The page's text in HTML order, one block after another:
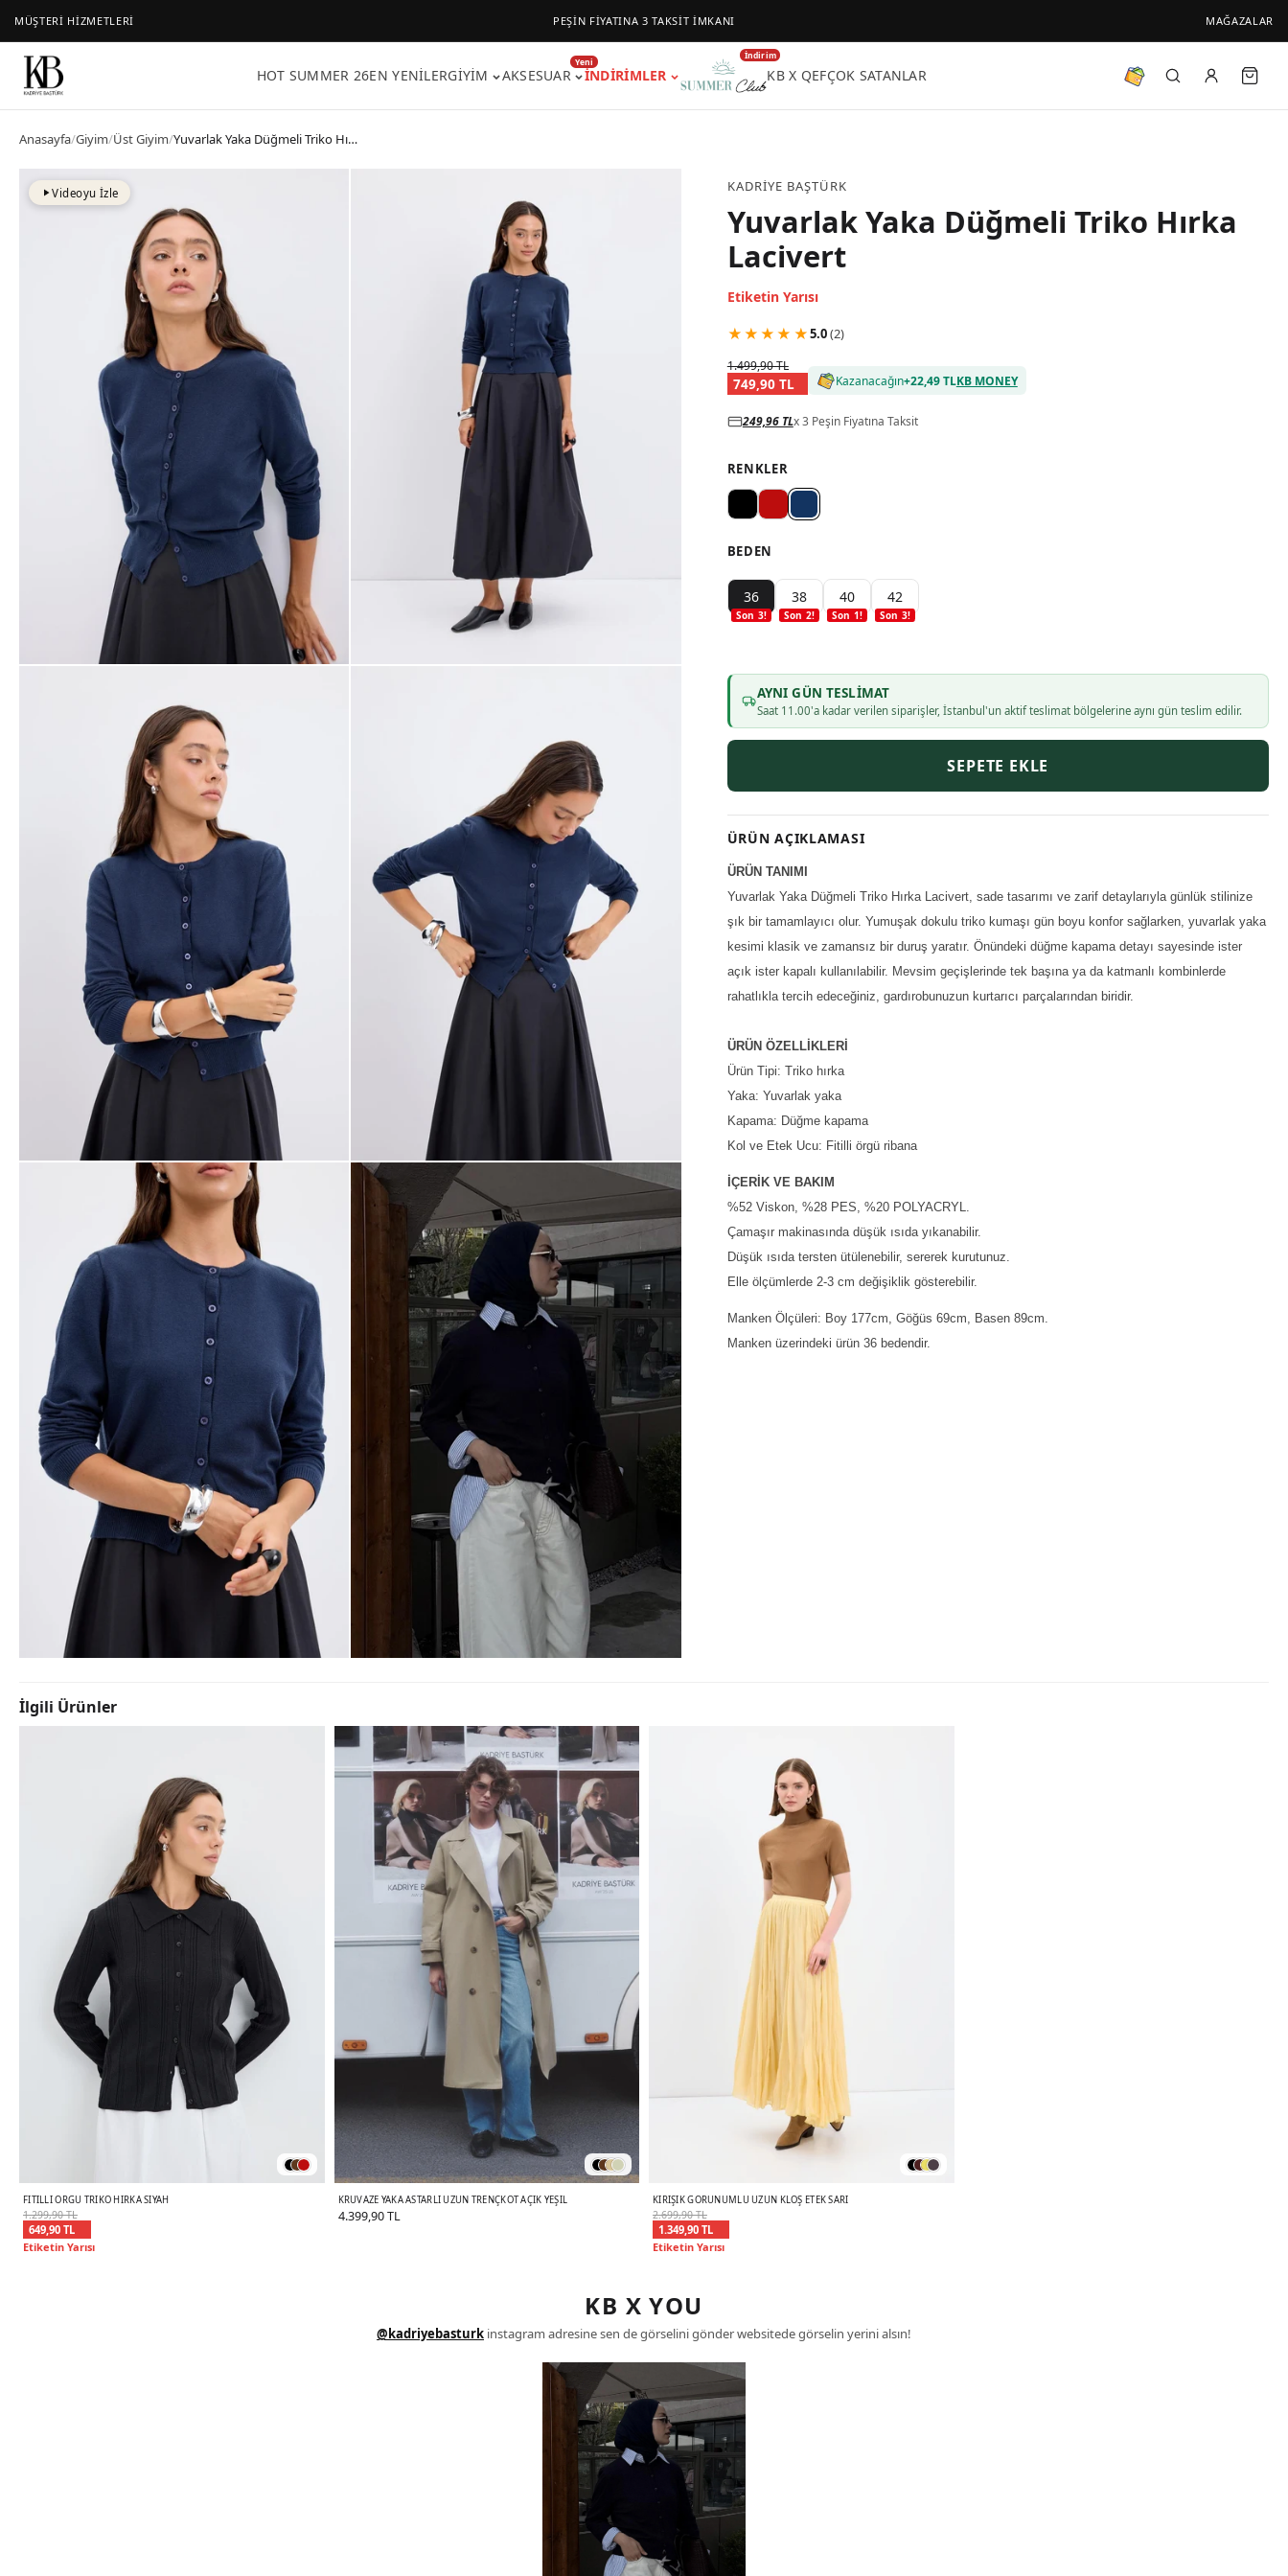
MÜŞTERİ HİZMETLERİ PEŞİN FİYATINA 3 TAKSİT İMKANI MAĞAZALAR
HOT SUMMER 26EN YENILERGIYIM AKSESUAR
Yeni
İNDIRIMLER
İndirim
KB X QEFÇOK SATANLAR
Anasayfa/Giyim/Üst Giyim/ Yuvarlak Yaka Düğmeli Triko Hırka Lacivert
Videoyu İzle KADRIYE BAŞTÜRK
Yuvarlak Yaka Düğmeli Triko Hırka
Lacivert
Etiketin Yarısı
★ ★ ★ ★ ★5.0(2)
1.499,90 TL
749,90 TL Kazanacağın+22,49 TLKB MONEY
249,96 TLx 3 Peşin Fiyatına Taksit
RENKLER
BEDEN
36
Son 3!
38
Son 2!
40
Son 1!
42
Son 3!
AYNI GÜN TESLIMAT
Saat 11 .00'a kadar verilen siparişler, İstanbul'un aktif teslimat bölgelerine aynı gün teslim edilir.
SEPETE EKLE
ÜRÜN AÇIKLAMASI
ÜRÜN TANIMI
Yuvarlak Yaka Düğmeli Triko Hırka Lacivert, sade tasarımı ve zarif detaylarıyla günlük stilinize
şık bir tamamlayıcı olur. Yumuşak dokulu triko kumaşı gün boyu konfor sağlarken, yuvarlak yaka
kesimi klasik ve zamansız bir duruş yaratır. Önündeki düğme kapama detayı sayesinde ister
açık ister kapalı kullanılabilir. Mevsim geçişlerinde tek başına ya da katmanlı kombinlerde
rahatlıkla tercih edeceğiniz, gardırobunuzun kurtarıcı parçalarından biridir.
ÜRÜN ÖZELLİKLERİ
Ürün Tipi: Triko hırka
Yaka: Yuvarlak yaka
Kapama: Düğme kapama
Kol ve Etek Ucu: Fitilli örgü ribana
İÇERİK VE BAKIM
%52 Viskon, %28 PES, %20 POLYACRYL.
Çamaşır makinasında düşük ısıda yıkanabilir.
Düşük ısıda tersten ütülenebilir, sererek kurutunuz.
Elle ölçümlerde 2-3 cm değişiklik gösterebilir.
Manken Ölçüleri: Boy 177cm, Göğüs 69cm, Basen 89cm.
Manken üzerindeki ürün 36 bedendir.
İlgili Ürünler
FITILLI ÖRGÜ TRIKO HIRKA SIYAH
1.299,90 TL
649,90 TL
Etiketin Yarısı
KRUVAZE YAKA ASTARLI UZUN TRENÇKOT AÇIK YEŞIL
4.399,90 TL
KIRIŞIK GÖRÜNÜMLÜ UZUN KLOŞ ETEK SARI
2.699,90 TL
1.349,90 TL
Etiketin Yarısı
KB X YOU
@kadriyebasturk instagram adresine sen de görselini gönder websitede görselin yerini alsın!